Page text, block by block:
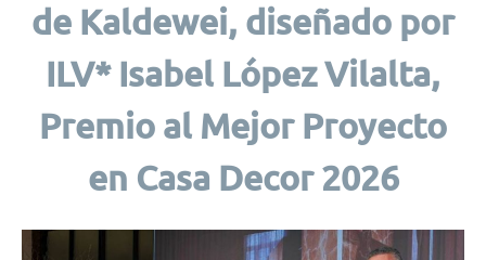
de Kaldewei, diseñado por
ILV* Isabel López Vilalta,
Premio al Mejor Proyecto
en Casa Decor 2026